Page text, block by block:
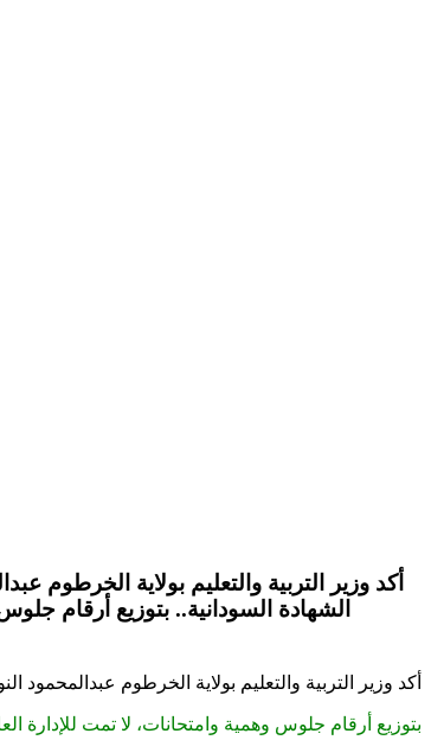
الشهادة السودانية.. بتوزيع أرقام
أكد وزير التربية والتعليم بولاية الخرطوم عبدالمحمود النور أن أعمال النصب والاحتيال التي تعرض لها
بتوزيع أرقام جلوس وهمية وامتحانات، لا تمت للإدارة